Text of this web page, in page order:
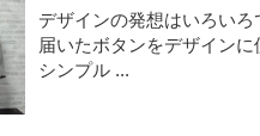
デザインの発想はいろい
届いたボタンをデザインに
シンプル ...